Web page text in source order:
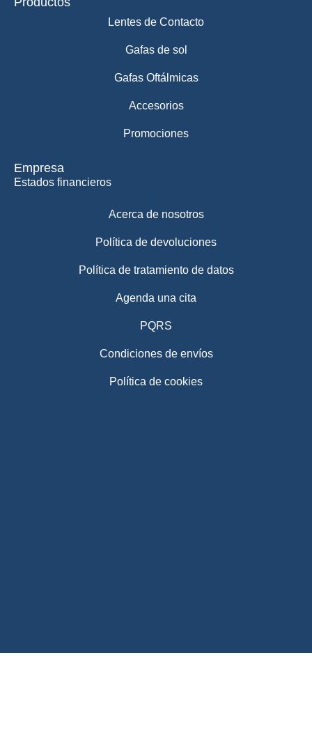
Lentes de Contacto
Gafas de sol
Gafas Oftálmicas
Accesorios
Promociones
Empresa
Estados financieros
Acerca de nosotros
Política de devoluciones
Política de tratamiento de datos
Agenda una cita
PQRS
Condiciones de envíos
Política de cookies